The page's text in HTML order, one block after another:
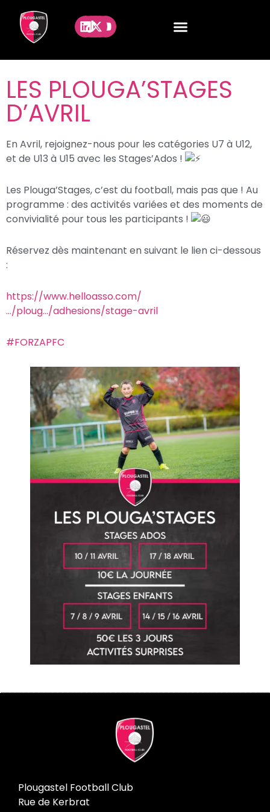
LES PLOUGA’STAGES
D’AVRIL
En Avril, rejoignez-nous pour les catégories U7 à U12,
et de U13 à U15 avec les Stages’Ados !
Les Plouga’Stages, c’est du football, mais pas que ! Au
programme : des activités variées et des moments de
convivialité pour tous les participants !
Réservez dès maintenant en suivant le lien ci-dessous
:
https://www.helloasso.com/
…/ploug…/adhesions/stage-avril
#FORZAPFC
Plougastel Football Club
Rue de Kerbrat